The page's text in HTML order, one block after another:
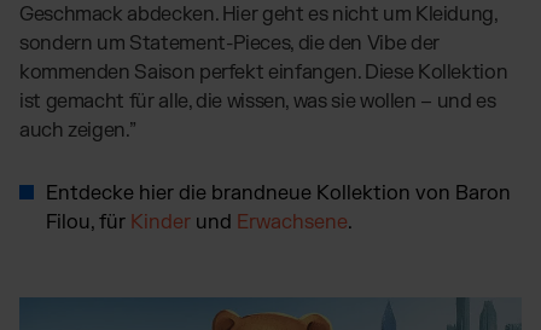
Geschmack abdecken. Hier geht es nicht um Kleidung,
sondern um Statement-Pieces, die den Vibe der
kommenden Saison perfekt einfangen. Diese Kollektion
ist gemacht für alle, die wissen, was sie wollen – und es
auch zeigen.”
Entdecke hier die brandneue Kollektion von Baron
Filou, für Kinder und Erwachsene.